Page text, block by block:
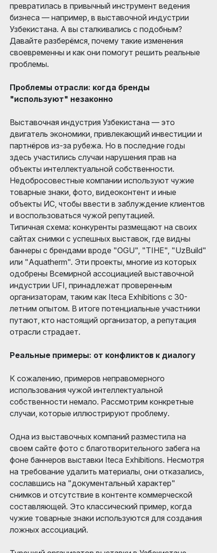
превратилась в привычный инструмент ведения
бизнеса — например, в выставочной индустрии
Узбекистана. А вы сталкивались с подобным?
Давайте разберёмся, почему такие изменения
своевременны и как они помогут решить реальные
проблемы.
Проблемы отрасли: когда бренды
"используют" незаконно
Выставочная индустрия Узбекистана — это
двигатель экономики, привлекающий инвестиции и
партнёров из-за рубежа. Но в последние годы
здесь участились случаи нарушения прав на
объекты интеллектуальной собственности.
Недобросовестные компании используют чужие
товарные знаки, фото, видеоконтент и иные
объекты ИС, чтобы ввести в заблуждение клиентов
и воспользоваться чужой репутацией.
Типичная схема: конкуренты размещают на своих
сайтах снимки с успешных выставок, где видны
баннеры с брендами вроде "OGU", "TIHE", "UzBuild"
или "Aquatherm". Эти проекты, многие из которых
одобрены Всемирной ассоциацией выставочной
индустрии UFI, принадлежат проверенным
организаторам, таким как Iteca Exhibitions с 30-
летним опытом. В итоге потенциальные участники
путают, кто настоящий организатор, а репутация
отрасли страдает.
Реальные примеры: от конфликтов к диалогу
К сожалению, примеров неправомерного
использования чужой интеллектуальной
собственности немало. Рассмотрим конкретные
случаи, которые иллюстрируют проблему.
Одна из выставочных компаний разместила на
своем сайте фото с благотворительного забега на
фоне баннеров выставки Iteca Exhibitions. Несмотря
на требование удалить материалы, они отказались,
сославшись на "документальный характер"
снимков и отсутствие в контенте коммерческой
составляющей. Это классический пример, когда
чужие товарные знаки используются для создания
ложных ассоциаций.